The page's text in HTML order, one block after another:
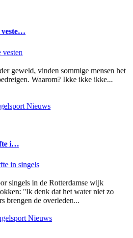
veste…
geweld, vinden sommige mensen het
Waarom? Ikke ikke ikke...
Nieuws
i…
singels in de Rotterdamse wijk
''Ik denk dat het water niet zo
brengen de overleden...
Nieuws